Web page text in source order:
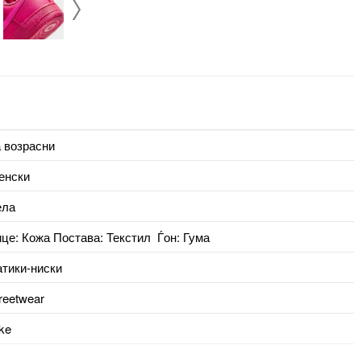
возрасни
Кожа Постава: Текстил Ѓон: Гума
ниски